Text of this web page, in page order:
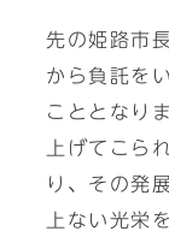
先の姫路市
から負託を
こととなり
上げてこら
り、その発
上ない光栄